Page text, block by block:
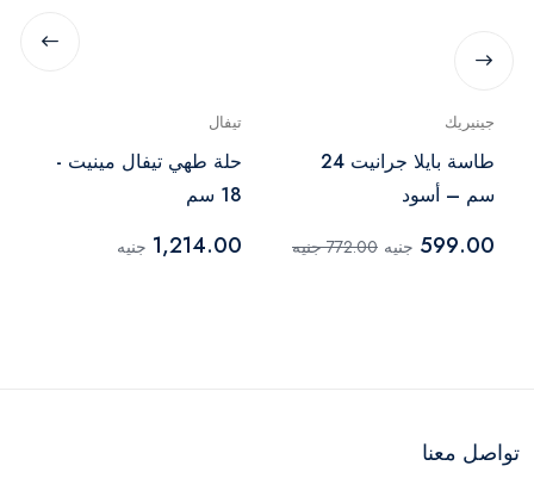
جينيريك
طاسة بايلا جرانيت 24
سم – أسود
599.00 جنيه 772.00 جنيه
تيفال
حلة طهي تيفال مينيت -
18 سم
1,214.00 جنيه
تواصل معنا